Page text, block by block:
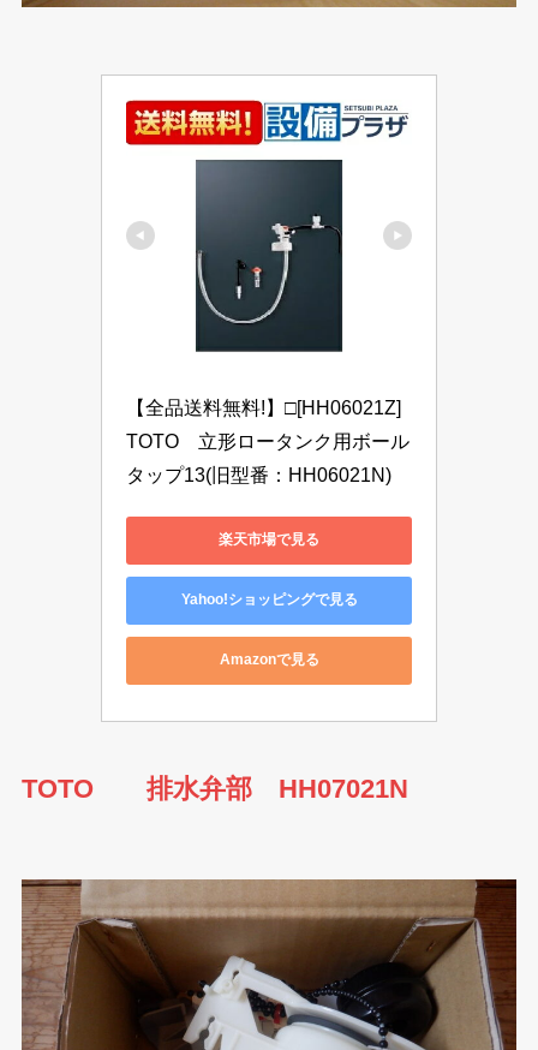
【全品送料無料!】□[HH06021Z]
TOTO　立形ロータンク用ボール
タップ13(旧型番：HH06021N)
楽天市場で見る
Yahoo!ショッピングで見る
Amazonで見る
TOTO 排水弁部 HH07021N